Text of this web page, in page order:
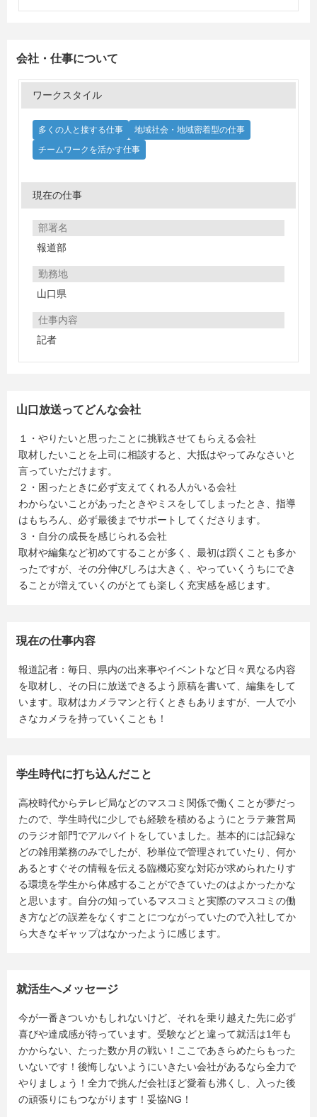
会社・仕事について
ワークスタイル
多くの人と接する仕事
地域社会・地域密着型の仕事
チームワークを活かす仕事
現在の仕事
部署名
報道部
勤務地
山口県
仕事内容
記者
山口放送ってどんな会社
１・やりたいと思ったことに挑戦させてもらえる会社
取材したいことを上司に相談すると、大抵はやってみなさいと
言っていただけます。
２・困ったときに必ず支えてくれる人がいる会社
わからないことがあったときやミスをしてしまったとき、指導
はもちろん、必ず最後までサポートしてくださります。
３・自分の成長を感じられる会社
取材や編集など初めてすることが多く、最初は躓くことも多か
ったですが、その分伸びしろは大きく、やっていくうちにでき
ることが増えていくのがとても楽しく充実感を感じます。
現在の仕事内容
報道記者：毎日、県内の出来事やイベントなど日々異なる内容
を取材し、その日に放送できるよう原稿を書いて、編集をして
います。取材はカメラマンと行くときもありますが、一人で小
さなカメラを持っていくことも！
学生時代に打ち込んだこと
高校時代からテレビ局などのマスコミ関係で働くことが夢だっ
たので、学生時代に少しでも経験を積めるようにとラテ兼営局
のラジオ部門でアルバイトをしていました。基本的には記録な
どの雑用業務のみでしたが、秒単位で管理されていたり、何か
あるとすぐその情報を伝える臨機応変な対応が求められたりす
る環境を学生から体感することができていたのはよかったかな
と思います。自分の知っているマスコミと実際のマスコミの働
き方などの誤差をなくすことにつながっていたので入社してか
ら大きなギャップはなかったように感じます。
就活生へメッセージ
今が一番きついかもしれないけど、それを乗り越えた先に必ず
喜びや達成感が待っています。受験などと違って就活は1年も
かからない、たった数か月の戦い！ここであきらめたらもった
いないです！後悔しないようにいきたい会社があるなら全力で
やりましょう！全力で挑んだ会社ほど愛着も沸くし、入った後
の頑張りにもつながります！妥協NG！